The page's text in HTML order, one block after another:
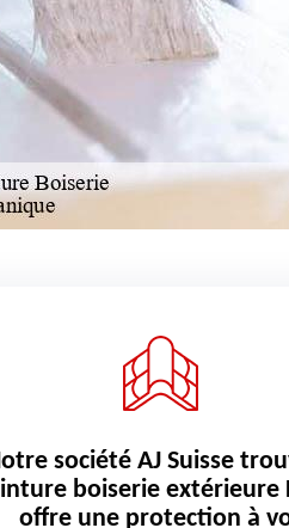
société AJ Suisse
boiserie extérieure
offre une protection à